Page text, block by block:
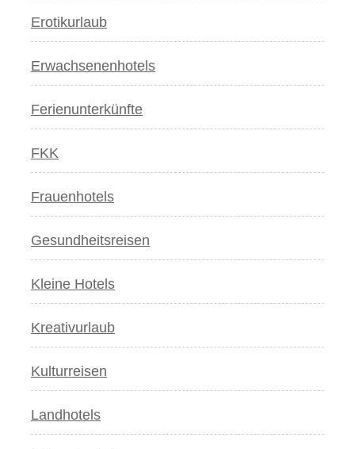
Erotikurlaub
Erwachsenenhotels
Ferienunterkünfte
FKK
Frauenhotels
Gesundheitsreisen
Kleine Hotels
Kreativurlaub
Kulturreisen
Landhotels